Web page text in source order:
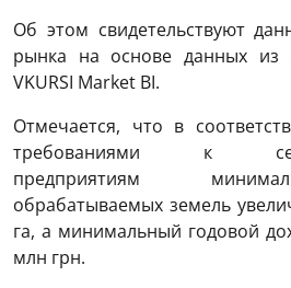
Об этом свидетельствуют
рынка на основе данных из
VKURSI Market BI.
Отмечается, что в
требованиями к
предприятиям
обрабатываемых земель
га, а минимальный годовой
млн грн.